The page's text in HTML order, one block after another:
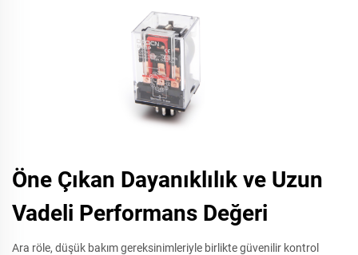
Öne Çıkan Dayanıklılık ve Uzun
Vadeli Performans Değeri
Ara röle, düşük bakım gereksinimleriyle birlikte güvenilir kontrol